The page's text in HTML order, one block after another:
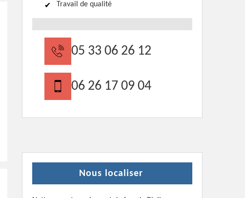
Travail de qualité
05 33 06 26 12
06 26 17 09 04
Nous localiser